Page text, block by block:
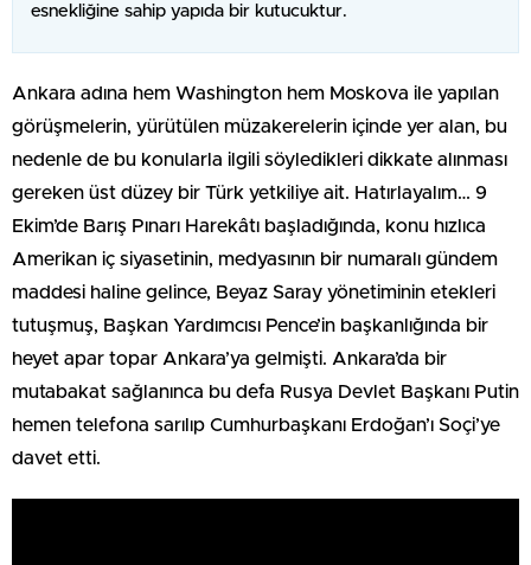
esnekliğine sahip yapıda bir kutucuktur.
Ankara adına hem Washington hem Moskova ile yapılan
görüşmelerin, yürütülen müzakerelerin içinde yer alan, bu
nedenle de bu konularla ilgili söyledikleri dikkate alınması
gereken üst düzey bir Türk yetkiliye ait. Hatırlayalım… 9
Ekim’de Barış Pınarı Harekâtı başladığında, konu hızlıca
Amerikan iç siyasetinin, medyasının bir numaralı gündem
maddesi haline gelince, Beyaz Saray yönetiminin etekleri
tutuşmuş, Başkan Yardımcısı Pence’in başkanlığında bir
heyet apar topar Ankara’ya gelmişti. Ankara’da bir
mutabakat sağlanınca bu defa Rusya Devlet Başkanı Putin
hemen telefona sarılıp Cumhurbaşkanı Erdoğan’ı Soçi’ye
davet etti.